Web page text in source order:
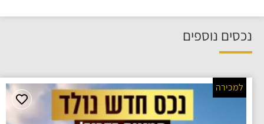
נכסים נוספים
למכירה